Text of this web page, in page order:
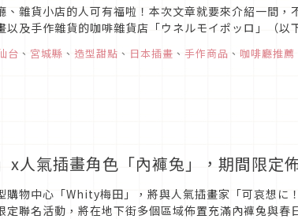
、雜貨小店的人可有福啦！本次文章就要來介紹一間，
以及手作雜貨的咖啡雜貨店「ウネルモイポッロ」（
台 、 宮城縣 、 造型甜點 、 日本插畫 、 手作商品 、 咖啡廳推薦
x人氣插畫角色「內褲兔」，期間限定
購物中心「Whity梅田」，將與人氣插畫家「可哀想に
定聯名活動，將在地下街多個區域佈置充滿內褲兔與春